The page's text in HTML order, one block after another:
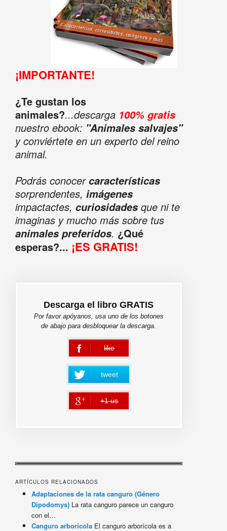
¡IMPORTANTE!
¿Te gustan los
animales?...descarga 100% gratis
nuestro ebook: "Animales salvajes"
y conviértete en un experto del reino
animal.
Podrás conocercaracterísticas
sorprendentes, imágenes
impactactes, curiosidadesque ni te
imaginas y mucho más sobre tus
animales preferidos. ¿Qué
esperas?... ¡ES GRATIS!
Descarga el libro GRATIS
Por favor apóyanos, usa uno de los botones
de abajo para desbloquear la descarga.
like
error
tweet
+1 us
error
ARTÍCULOS RELACIONADOS
Adaptaciones de la rata canguro (Género
Dipodomys) La rata canguro parece un canguro
con el…
Canguro arborícola El canguro arborícola es a